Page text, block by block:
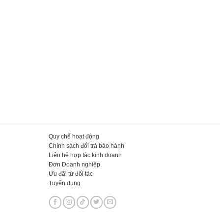
Quy chế hoạt động
Chính sách đổi trả bảo hành
Liên hệ hợp tác kinh doanh
Đơn Doanh nghiệp
Ưu đãi từ đối tác
Tuyển dụng